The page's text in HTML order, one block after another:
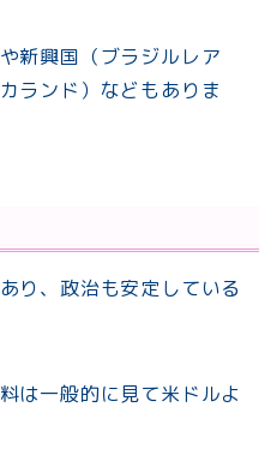
新興国（ブラジルレア
ランド）などもありま
り、政治も安定している
は一般的に見て米ドルよ